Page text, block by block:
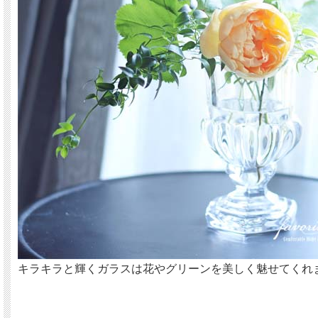
キラキラと輝くガラスは花やグリーンを美しく魅せてくれ